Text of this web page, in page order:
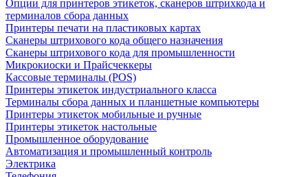
Опции для принтеров этикеток, сканеров штрихкода и
терминалов сбора данных
Принтеры печати на пластиковых картах
Сканеры штрихового кода общего назначения
Сканеры штрихового кода для промышленности
Микрокиоски и Прайсчеккеры
Кассовые терминалы (POS)
Принтеры этикеток индустриального класса
Терминалы сбора данных и планшетные компьютеры
Принтеры этикеток мобильные и ручные
Принтеры этикеток настольные
Промышленное оборудование
Автоматизация и промышленный контроль
Электрика